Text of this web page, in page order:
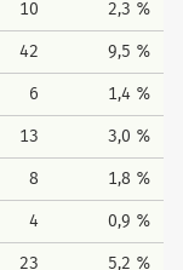
10 2,3 %
42 9,5 %
6 1,4 %
13 3,0 %
8 1,8 %
4 0,9 %
23 5,2 %